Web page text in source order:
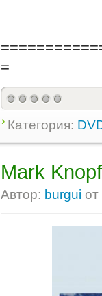
=
Категория:
Mark
Автор: burgui от